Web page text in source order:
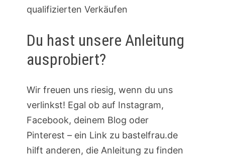
qualifizierten Verkäufen
Du hast unsere Anleitung
ausprobiert?
Wir freuen uns riesig, wenn du uns
verlinkst! Egal ob auf Instagram,
Facebook, deinem Blog oder
Pinterest – ein Link zu bastelfrau.de
hilft anderen, die Anleitung zu finden